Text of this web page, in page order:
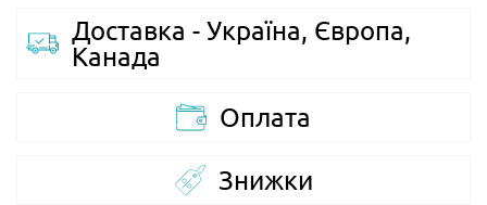
Доставка - Україна, Європа,
Канада
Оплата
Знижки